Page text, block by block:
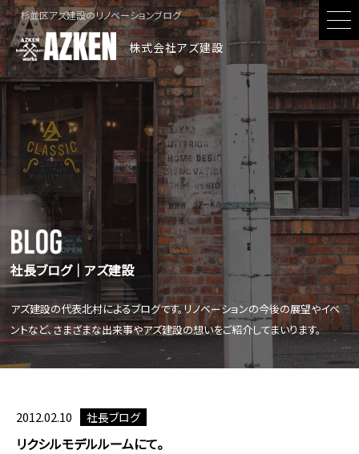
株式会社アズ建設
杉並区アズ建設のリノベーションブログ
社長ブログ│アズ建設
アズ建設の代表北村によるブログです。リノベーションの今後の展望やイベ
ントなど、さまざまな出来事やアズ建設の想いをご紹介してまいります。
2012.02.10 社長ブログ
リクシルモデルルームにて。